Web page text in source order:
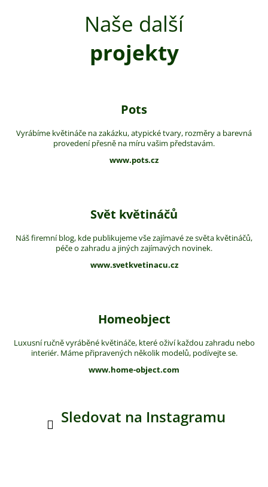
Naše další
projekty
Pots
Vyrábíme květináče na zakázku, atypické tvary, rozměry a barevná
provedení přesně na míru vašim představám.
www.pots.cz
Svět květináčů
Náš firemní blog, kde publikujeme vše zajímavé ze světa květináčů,
péče o zahradu a jiných zajímavých novinek.
www.svetkvetinacu.cz
Homeobject
Luxusní ručně vyráběné květináče, které oživí každou zahradu nebo
interiér. Máme připravených několik modelů, podívejte se.
www.home-object.com
Sledovat na Instagramu